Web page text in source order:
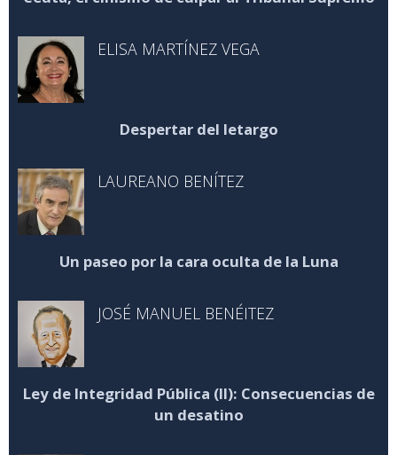
ELISA MARTÍNEZ VEGA
Despertar del letargo
LAUREANO BENÍTEZ
Un paseo por la cara oculta de la Luna
JOSÉ MANUEL BENÉITEZ
Ley de Integridad Pública (II): Consecuencias de
un desatino